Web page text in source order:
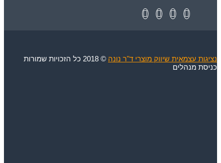
נציגות עצמאית שיווק מוצרי ד"ר נונה © 2018 כל הזכויות שמורות
כניסת מנהלים